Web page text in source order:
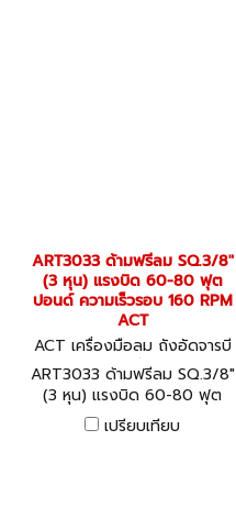
ART3033 ด้ามฟรีลม SQ.3/8"
(3 หุน) แรงบิด 60-80 ฟุต
ปอนด์ ความเร็วรอบ 160 RPM
ACT
ACT เครื่องมือลม ถังอัดจารบี
อุปกรณ์งานลมต่างๆ ART303
3
ART3033 ด้ามฟรีลม SQ.3/8"
(3 หุน) แรงบิด 60-80 ฟุต
ปอนด์ ความเร็วรอบ 160 RPM
ACT
เปรียบเทียบ